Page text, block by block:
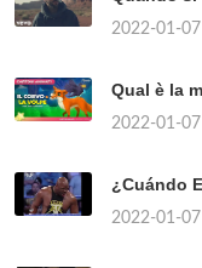
2022-01-07
Qual è la
2022-01-07
¿Cuándo
2022-01-07